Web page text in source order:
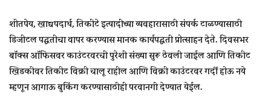
शीतपेय, खाद्यपदार्थ, तिकीटे इत्यादीच्या व्यवहारासाठी संपर्क टाळण्यासाठी
डिजीटल पद्धतीचा वापर करण्यास मानक कार्यपद्धती प्रोत्साहन देते. दिवसभर
बॉक्स ऑफिसवर काउंटरवरची पुरेशी संख्या सुरू ठेवली जाईल आणि तिकीट
खिडकीवर तिकीट विक्री चालू राहील आणि विक्री काउंटरवर गर्दी होऊ नये
म्हणून आगाऊ बुकिंग करण्यासाठीही परवानगी देण्यात येईल.